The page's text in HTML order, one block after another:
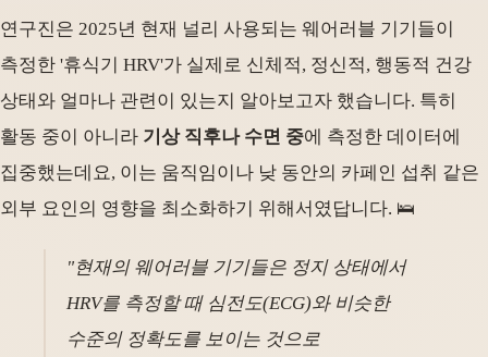
연구진은 2025년 현재 널리 사용되는 웨어러블 기기들이
측정한 '휴식기 HRV'가 실제로 신체적, 정신적, 행동적 건강
상태와 얼마나 관련이 있는지 알아보고자 했습니다. 특히
활동 중이 아니라 기상 직후나 수면 중에 측정한 데이터에
집중했는데요, 이는 움직임이나 낮 동안의 카페인 섭취 같은
외부 요인의 영향을 최소화하기 위해서였답니다. 🛌
"현재의 웨어러블 기기들은 정지 상태에서
HRV를 측정할 때 심전도(ECG)와 비슷한
수준의 정확도를 보이는 것으로